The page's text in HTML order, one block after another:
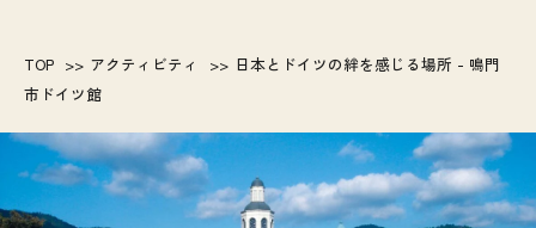
TOP アクティビティ
日本とドイツの絆を感じる場所 - 鳴門
市ドイツ館